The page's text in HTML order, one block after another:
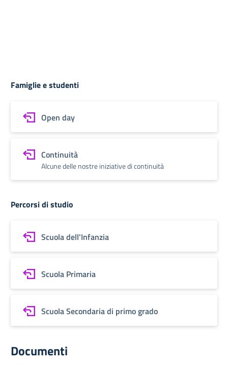
Famiglie e studenti
Open day
Continuità
Alcune delle nostre iniziative di continuità
Percorsi di studio
Scuola dell'Infanzia
Scuola Primaria
Scuola Secondaria di primo grado
Documenti